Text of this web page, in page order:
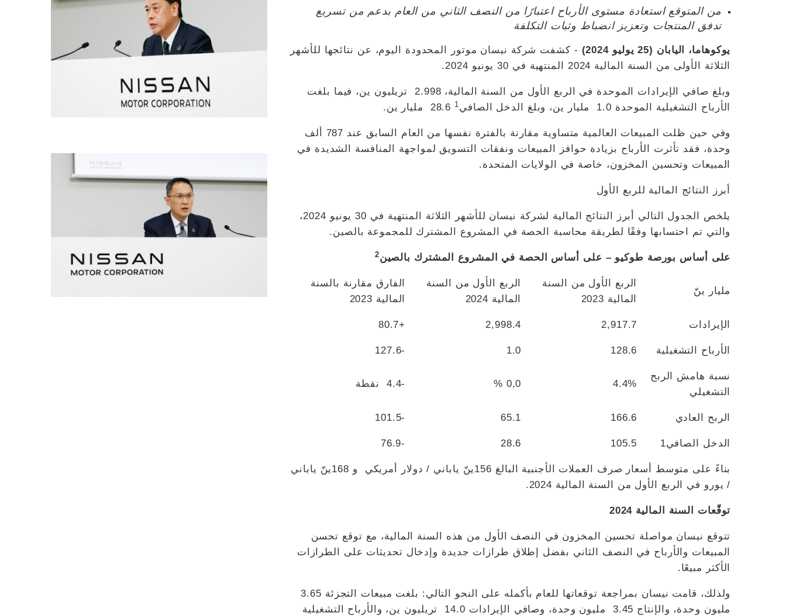
من المتوقع استعادة مستوى الأرباح اعتبارًا من النصف الثاني من العام بدعم من تسريع
تدفق المنتجات وتعزيز انضباط وثبات التكلفة
يوكوهاما، اليابان (25 يوليو 2024)
- كشفت شركة نيسان موتور المحدودة اليوم، عن نتائجها للأشهر
الثلاثة الأولى من السنة المالية 2024 المنتهية في 30 يونيو 2024.
وبلغ صافي الإيرادات الموحدة في الربع الأول من السنة المالية، 2.998 تريليون ين، فيما بلغت
الأرباح التشغيلية الموحدة 1.0 مليار ين، وبلغ الدخل الصافي
1
وفي حين ظلت المبيعات العالمية متساوية مقارنة بالفترة نفسها من العام السابق عند 787 ألف
وحدة، فقد تأثرت الأرباح بزيادة حوافز المبيعات ونفقات التسويق لمواجهة المنافسة الشديدة في
المبيعات وتحسين المخزون، خاصة في الولايات المتحدة.
أبرز النتائج المالية للربع الأول
يلخص الجدول التالي أبرز النتائج المالية لشركة نيسان للأشهر الثلاثة المنتهية في 30 يونيو 2024،
والتي تم احتسابها وفقًا لطريقة محاسبة الحصة في المشروع المشترك للمجموعة بالصين.
على أساس بورصة طوكيو – على أساس الحصة في المشروع المشترك بالصين2
مليار ينّ
الربع الأول من السنة
المالية 2023
الربع الأول من السنة
المالية 2024
الفارق مقارنة بالسنة
المالية 2023
الإيرادات 2,917.7
2,998.4
+80.7
الأرباح التشغيلية 128.6
1.0
-127.6
نسبة هامش الربح
التشغيلي
4.4%
0,0 % -4.4 نقطة
الربح العادي 166.6
65.1
-101.5
الدخل الصافي1 105.5
28.6
-76.9
بناءً على متوسط ​​أسعار صرف العملات الأجنبية البالغ 156ينّ ياباني / دولار أمريكي و 168ينّ ياباني
/ يورو في الربع الأول من السنة المالية 2024.
توقّعات السنة المالية 2024
تتوقع نيسان مواصلة تحسين المخزون في النصف الأول من هذه السنة المالية، مع توقع تحسن
المبيعات والأرباح في النصف الثاني بفضل إطلاق طرازات جديدة وإدخال تحديثات على الطرازات
الأكثر مبيعًا.
ولذلك، قامت نيسان بمراجعة توقعاتها للعام بأكمله على النحو التالي: بلغت مبيعات التجزئة 3.65
مليون وحدة، والإنتاج 3.45 مليون وحدة، وصافي الإيرادات 14.0 تريليون ين، والأرباح التشغيلية